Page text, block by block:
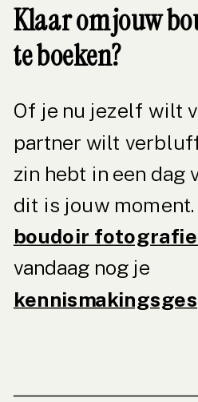
Klaar om jouw
te boeken?
Of je nu jezelf wilt
partner wilt
zin hebt in een dag
dit is jouw moment.
boudoir
vandaag nog je